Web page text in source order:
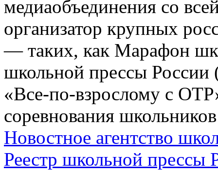
медиаобъединения со
организатор крупных
— таких, как Марафон
школьной прессы России
«Все-по-взрослому с
соревнования
Новостное агентство
Реестр школьной прессы